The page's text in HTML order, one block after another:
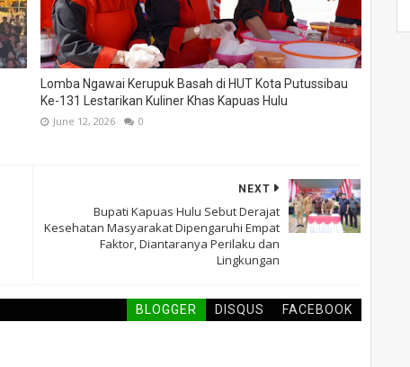
Lomba Ngawai Kerupuk Basah di HUT Kota Putussibau
Ke-131 Lestarikan Kuliner Khas Kapuas Hulu
June 12, 2026 0
NEXT
Bupati Kapuas Hulu Sebut Derajat
Kesehatan Masyarakat Dipengaruhi Empat
Faktor, Diantaranya Perilaku dan
Lingkungan
BLOGGER DISQUS FACEBOOK